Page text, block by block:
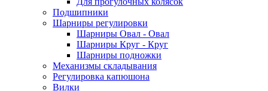
Подшипники
Шарниры регулировки
Шарниры Овал - Овал
Шарниры Круг - Круг
Шарниры подножки
Механизмы складывания
Регулировка капюшона
Вилки